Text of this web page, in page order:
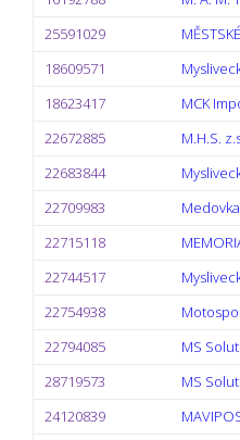
25591029
18609571
18623417
MCK
22672885
M.H.S.
22683844
22709983
Medovka
22715118
22744517
22754938
22794085
MS
28719573
MS
24120839